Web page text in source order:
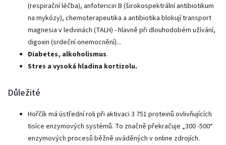
(respirační léčba), anfotericin B (širokospektrální antibiotikum
na mykózy), chemoterapeutika a antibiotika blokují transport
magnesia v ledvinách (TALH) - hlavně při dlouhodobém užívání,
digoxin (srdeční onemocnění)...
Diabetes, alkoholismus.
Stres a vysoká hladina kortizolu.
Důležité
Hořčík má ústřední roli při aktivaci 3 751 proteinů ovlivňujících
tisíce enzymových systémů. To značně překračuje „300 -500“
enzymových procesů běžně uváděných v online zdrojích.